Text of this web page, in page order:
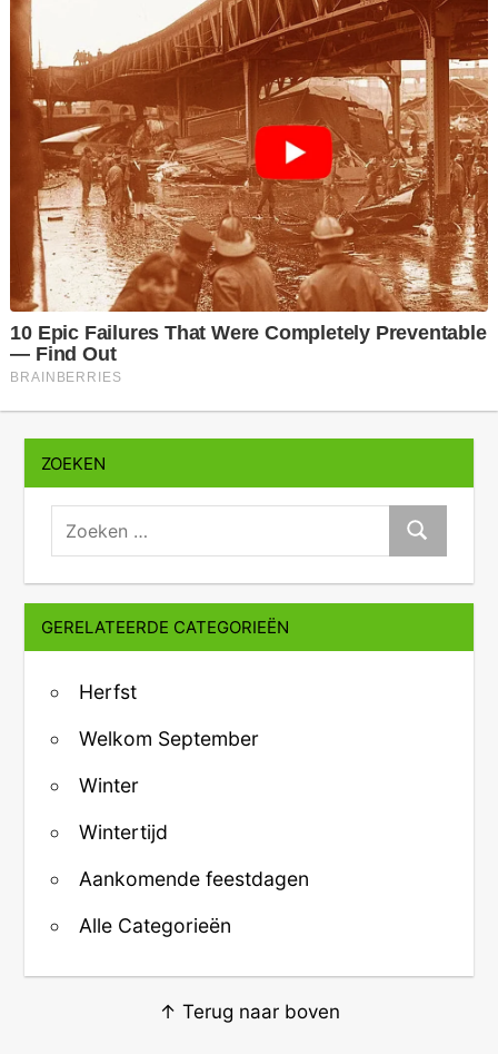
ZOEKEN
zoeken:
Zoeken
GERELATEERDE CATEGORIEËN
Herfst
Welkom September
Winter
Wintertijd
Aankomende feestdagen
Alle Categorieën
↑ Terug naar boven